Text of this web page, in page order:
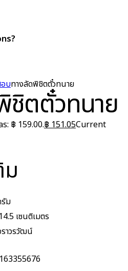
บทางลัดพิชิตตั๋วทนาย
ชิตตั๋วทนาย
฿ 159.00.฿ 151.05Current
ม
เซนติเมตร
ราวรวัฒน์